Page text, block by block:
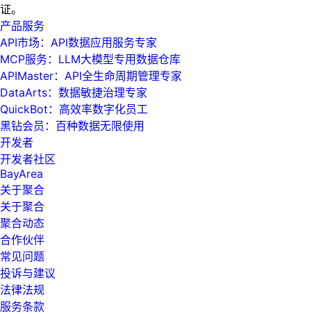
证。
产品服务
API市场：API数据应用服务专家
MCP服务：LLM大模型专用数据仓库
APIMaster：API全生命周期管理专家
DataArts：数据敏捷治理专家
QuickBot：高效率数字化员工
黑钻会员：百种数据无限使用
开发者
开发者社区
BayArea
关于聚合
关于聚合
聚合动态
合作伙伴
常见问题
投诉与建议
法律法规
服务条款